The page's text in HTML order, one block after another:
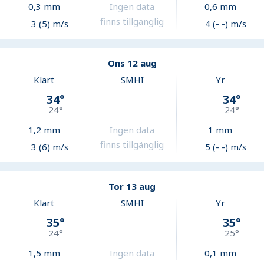
0,3 mm
3 (5) m/s
Ingen data
finns tillgänglig
0,6 mm
4 (- -) m/s
Ons 12 aug
Klart
34°
24°
1,2 mm
3 (6) m/s
SMHI
Ingen data
finns tillgänglig
Yr
34°
24°
1 mm
5 (- -) m/s
Tor 13 aug
Klart
35°
24°
1,5 mm
SMHI
Ingen data
Yr
35°
25°
0,1 mm